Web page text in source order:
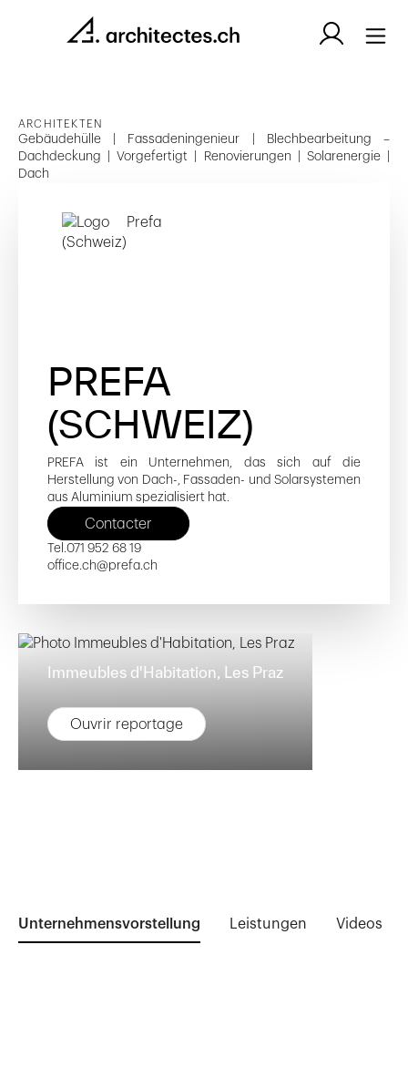
ARCHITEKTEN
Gebäudehülle | Fassadeningenieur | Blechbearbeitung –
Dachdeckung | Vorgefertigt | Renovierungen | Solarenergie |
Dach
PREFA
(SCHWEIZ)
PREFA ist ein Unternehmen, das sich auf die
Herstellung von Dach-, Fassaden- und Solarsystemen
aus Aluminium spezialisiert hat.
Contacter
Tel.071 952 68 19
office.ch@prefa.ch
Immeubles d'Habitation, Les Praz
Ouvrir reportage
Unternehmensvorstellung Leistungen Videos